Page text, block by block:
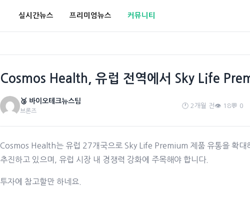
실시간뉴스 프리미엄뉴스 커뮤니티
Cosmos Health, 유럽 전역에서 Sky Life
🥉 바이오테크뉴스팀
브론즈
🕐 2개월 전 👁️ 18💬 0
Cosmos Health는 유럽 27개국으로 Sky Life Premium 제품 유통을 확대
추진하고 있으며, 유럽 시장 내 경쟁력 강화에 주목해야 합니다.
투자에 참고할만 하네요.